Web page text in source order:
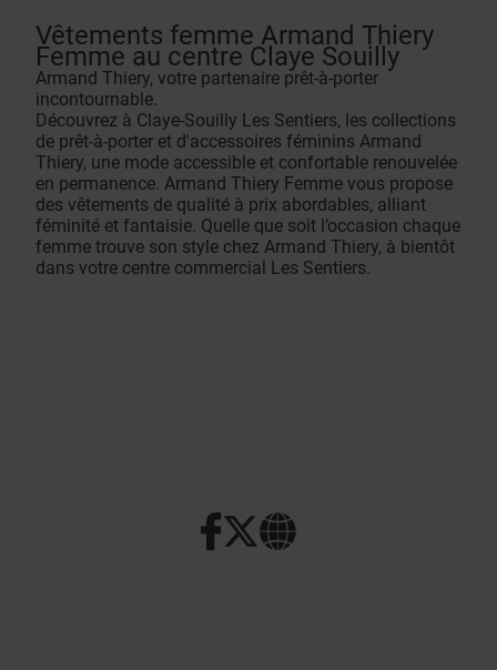
Vêtements femme Armand Thiery
Femme au centre Claye Souilly
Armand Thiery, votre partenaire prêt-à-porter
incontournable.
Découvrez à Claye-Souilly Les Sentiers, les collections
de prêt-à-porter et d'accessoires féminins Armand
Thiery, une mode accessible et confortable renouvelée
en permanence. Armand Thiery Femme vous propose
des vêtements de qualité à prix abordables, alliant
féminité et fantaisie. Quelle que soit l’occasion chaque
femme trouve son style chez Armand Thiery, à bientôt
dans votre centre commercial Les Sentiers.